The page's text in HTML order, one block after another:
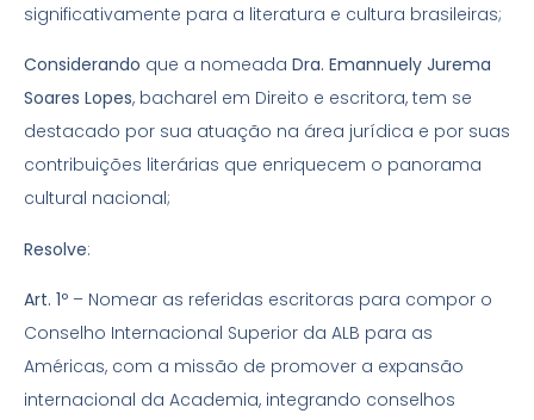
significativamente para a literatura e cultura brasileiras;
Considerando que a nomeada Dra. Emannuely Jurema
Soares Lopes, bacharel em Direito e escritora, tem se
destacado por sua atuação na área jurídica e por suas
contribuições literárias que enriquecem o panorama
cultural nacional;
Resolve:
Art. 1º – Nomear as referidas escritoras para compor o
Conselho Internacional Superior da ALB para as
Américas, com a missão de promover a expansão
internacional da Academia, integrando conselhos